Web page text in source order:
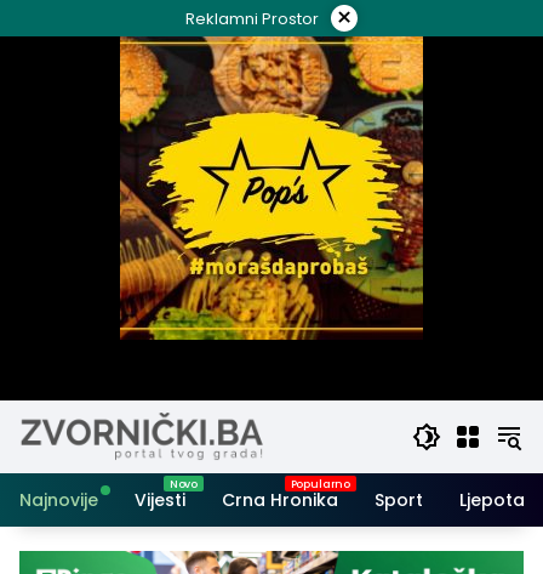
to
Reklamni Prostor ×
Najnovije Vijesti Crna Hronika Sport Ljepota i